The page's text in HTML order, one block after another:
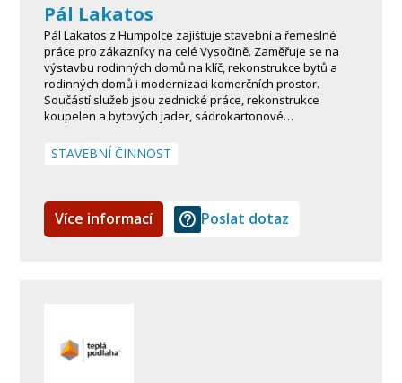
Pál Lakatos
Pál Lakatos z Humpolce zajišťuje stavební a řemeslné
práce pro zákazníky na celé Vysočině. Zaměřuje se na
výstavbu rodinných domů na klíč, rekonstrukce bytů a
rodinných domů i modernizaci komerčních prostor.
Součástí služeb jsou zednické práce, rekonstrukce
koupelen a bytových jader, sádrokartonové…
STAVEBNÍ ČINNOST
Více informací Poslat dotaz